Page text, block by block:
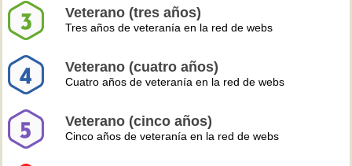
Veterano (tres años)
Tres años de veteranía en la red de webs
Veterano (cuatro años)
Cuatro años de veteranía en la red de webs
Veterano (cinco años)
Cinco años de veteranía en la red de webs